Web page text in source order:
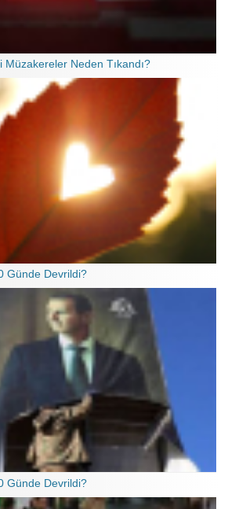
Müzakereler Neden Tıkandı?
Günde Devrildi?
Günde Devrildi?